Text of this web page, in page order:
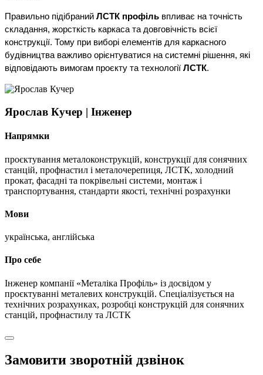
Правильно підібраний ЛСТК профіль впливає на точність
складання, жорсткість каркаса та довговічність всієї
конструкції. Тому при виборі елементів для каркасного
будівництва важливо орієнтуватися на системні рішення, які
відповідають вимогам проєкту та технології ЛСТК.
Ярослав Кучер | Інженер
Напрямки
проєктування металоконструкцій, конструкції для сонячних
станцій, профнастил і металочерепиця, ЛСТК, холодний
прокат, фасадні та покрівельні системи, монтаж і
транспортування, стандарти якості, технічні розрахунки
Мови
українська, англійська
Про себе
Інженер компанії «Металіка Профіль» із досвідом у
проєктуванні металевих конструкцій. Спеціалізується на
технічних розрахунках, розробці конструкцій для сонячних
станцій, профнастилу та ЛСТК
Замовити зворотній дзвінок